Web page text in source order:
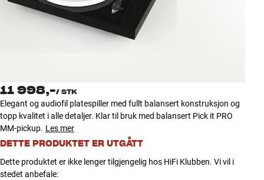
Tilbehør
INSPIRASJON
NYHETER
TILBUD
Finn Butikk
Kundeservice
11 998,-/ STK
Elegant og audiofil platespiller med fullt balansert konstruksjon og
topp kvalitet i alle detaljer. Klar til bruk med balansert Pick it PRO
MM-pickup. Les mer
DETTE PRODUKTET ER UTGÅTT
Dette produktet er ikke lenger tilgjengelig hos HiFi Klubben. Vi vil i
stedet anbefale: